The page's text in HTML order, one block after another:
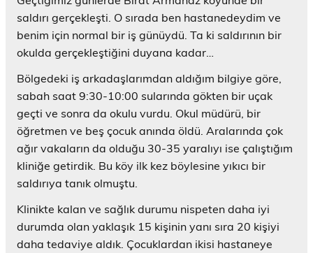
saldırı gerçekleşti. O sırada ben hastanedeydim ve
benim için normal bir iş günüydü. Ta ki saldırının bir
okulda gerçekleştiğini duyana kadar…
Bölgedeki iş arkadaşlarımdan aldığım bilgiye göre,
sabah saat 9:30-10:00 sularında gökten bir uçak
geçti ve sonra da okulu vurdu. Okul müdürü, bir
öğretmen ve beş çocuk anında öldü. Aralarında çok
ağır vakaların da olduğu 30-35 yaralıyı ise çalıştığım
kliniğe getirdik. Bu köy ilk kez böylesine yıkıcı bir
saldırıya tanık olmuştu.
Klinikte kalan ve sağlık durumu nispeten daha iyi
durumda olan yaklaşık 15 kişinin yanı sıra 20 kişiyi
daha tedaviye aldık. Çocuklardan ikisi hastaneye